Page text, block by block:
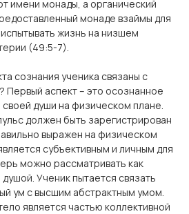
имени монады, а органический
монаде взаймы для
жизнь на низшем
(49:5-7).
сознания ученика связаны с
Первый аспект – это осознанное
души на физическом плане.
должен быть зарегистрирован
выражен на физическом
субъективным и личным для
можно рассматривать как
Ученик пытается связать
ум с высшим абстрактным умом.
является частью коллективной